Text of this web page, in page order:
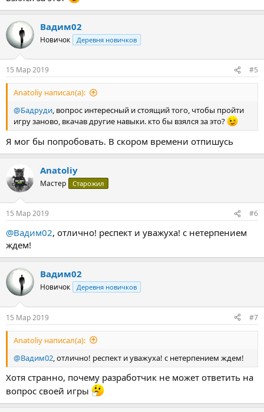
Вадим02
Новичок Деревня новичков
15 Мар 2019 #5
Anatoliy написал(а):
@Бадруди, вопрос интересный и стоящий того, чтобы пройти
игру заново, вкачав другие навыки. кто бы взялся за это?
Я мог бы попробовать. В скором времени отпишусь
Anatoliy
Мастер Старожил
15 Мар 2019 #6
@Вадим02, отлично! респект и уважуха! с нетерпением
ждем!
Вадим02
Новичок Деревня новичков
15 Мар 2019 #7
Anatoliy написал(а):
@Вадим02 , отлично! респект и уважуха! с нетерпением ждем!
Хотя странно, почему разработчик не может ответить на
вопрос своей игры